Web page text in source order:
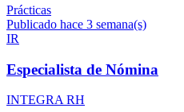
Prácticas
Publicado hace 3 semana(s)
IR
Especialista de Nómina
INTEGRA RH